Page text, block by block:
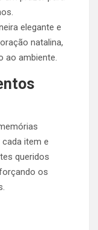
elegante e
natalina,
ao ambiente.
item e
queridos
os